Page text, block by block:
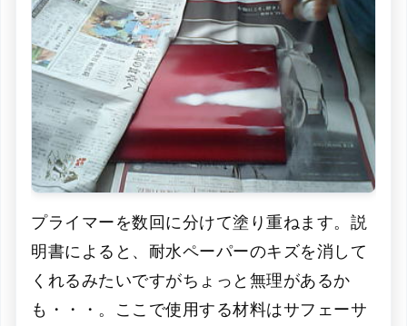
プライマーを数回に分けて塗り重ねます。説
明書によると、耐水ペーパーのキズを消して
くれるみたいですがちょっと無理があるか
も・・・。ここで使用する材料はサフェーサ